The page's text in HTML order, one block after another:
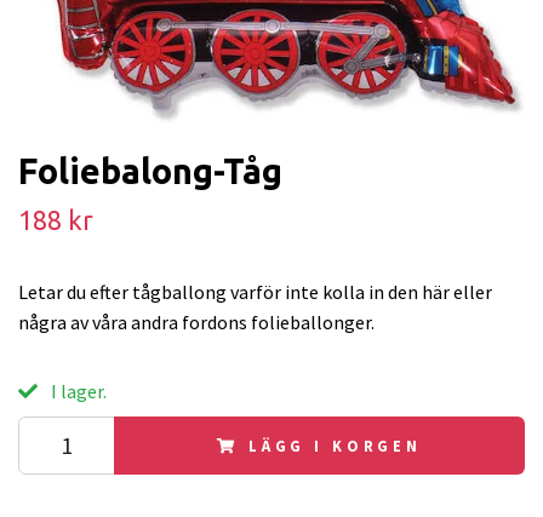
Foliebalong-Tåg
188 kr
Letar du efter tågballong varför inte kolla in den här eller
några av våra andra fordons folieballonger.
I lager.
LÄGG I KORGEN